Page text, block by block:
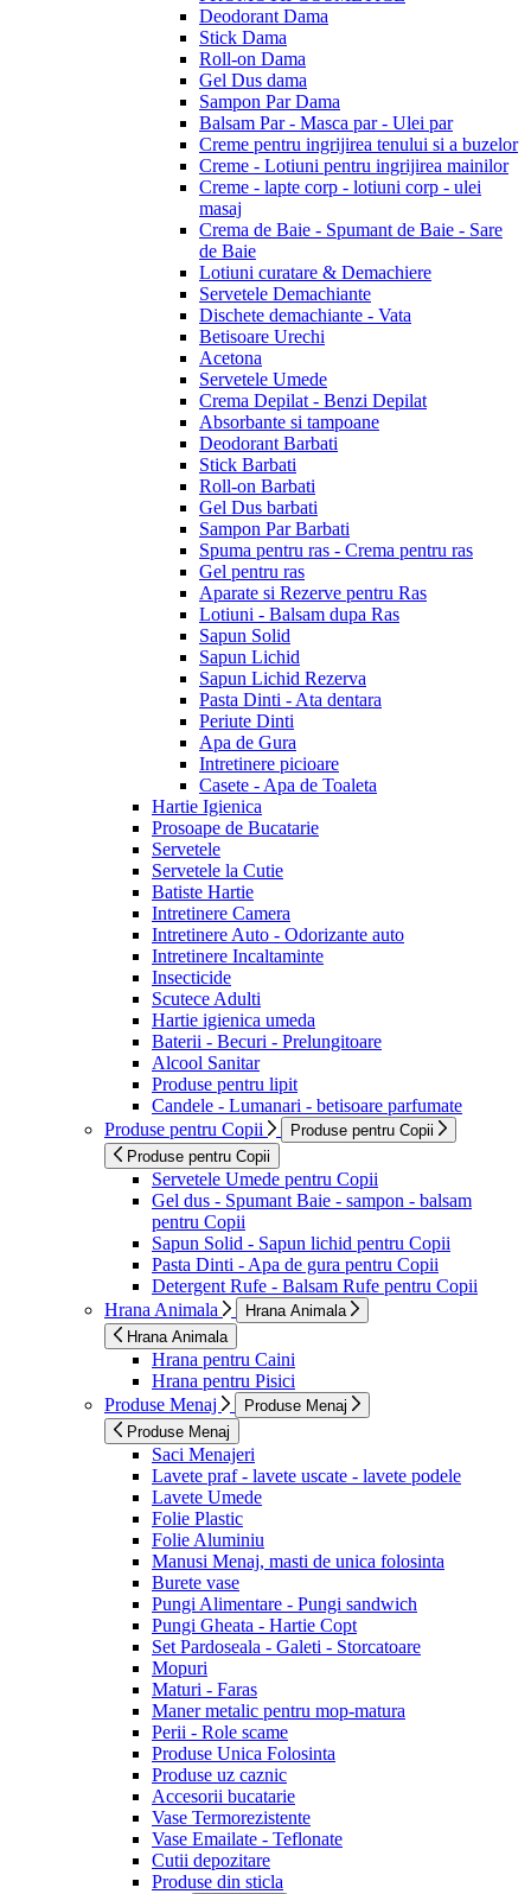
Deodorant Dama
Stick Dama
Roll-on Dama
Gel Dus dama
Sampon Par Dama
Balsam Par - Masca par - Ulei par
Creme pentru ingrijirea tenului si a buzelor
Creme - Lotiuni pentru ingrijirea mainilor
Creme - lapte corp - lotiuni corp - ulei
masaj
Crema de Baie - Spumant de Baie - Sare
de Baie
Lotiuni curatare & Demachiere
Servetele Demachiante
Dischete demachiante - Vata
Betisoare Urechi
Acetona
Servetele Umede
Crema Depilat - Benzi Depilat
Absorbante si tampoane
Deodorant Barbati
Stick Barbati
Roll-on Barbati
Gel Dus barbati
Sampon Par Barbati
Spuma pentru ras - Crema pentru ras
Gel pentru ras
Aparate si Rezerve pentru Ras
Lotiuni - Balsam dupa Ras
Sapun Solid
Sapun Lichid
Sapun Lichid Rezerva
Pasta Dinti - Ata dentara
Periute Dinti
Apa de Gura
Intretinere picioare
Casete - Apa de Toaleta
Hartie Igienica
Prosoape de Bucatarie
Servetele
Servetele la Cutie
Batiste Hartie
Intretinere Camera
Intretinere Auto - Odorizante auto
Intretinere Incaltaminte
Insecticide
Scutece Adulti
Hartie igienica umeda
Baterii - Becuri - Prelungitoare
Alcool Sanitar
Produse pentru lipit
Candele - Lumanari - betisoare parfumate
Produse pentru Copii
Produse pentru Copii
Produse pentru Copii
Servetele Umede pentru Copii
Gel dus - Spumant Baie - sampon - balsam
pentru Copii
Sapun Solid - Sapun lichid pentru Copii
Pasta Dinti - Apa de gura pentru Copii
Detergent Rufe - Balsam Rufe pentru Copii
Hrana Animala
Hrana Animala
Hrana Animala
Hrana pentru Caini
Hrana pentru Pisici
Produse Menaj
Produse Menaj
Produse Menaj
Saci Menajeri
Lavete praf - lavete uscate - lavete podele
Lavete Umede
Folie Plastic
Folie Aluminiu
Manusi Menaj, masti de unica folosinta
Burete vase
Pungi Alimentare - Pungi sandwich
Pungi Gheata - Hartie Copt
Set Pardoseala - Galeti - Storcatoare
Mopuri
Maturi - Faras
Maner metalic pentru mop-matura
Perii - Role scame
Produse Unica Folosinta
Produse uz caznic
Accesorii bucatarie
Vase Termorezistente
Vase Emailate - Teflonate
Cutii depozitare
Produse din sticla